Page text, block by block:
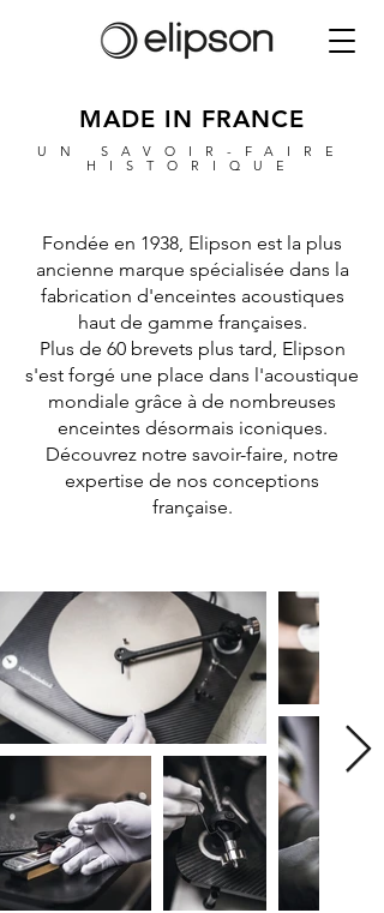
MADE IN FRANCE
UN SAVOIR-FAIRE
HISTORIQUE
Fondée en 1938, Elipson est la plus
ancienne marque spécialisée dans la
fabrication d'enceintes acoustiques
haut de gamme françaises.
Plus de 60 brevets plus tard, Elipson
s'est forgé une place dans l'acoustique
mondiale grâce à de nombreuses
enceintes désormais iconiques.
Découvrez notre savoir-faire, notre
expertise de nos conceptions
française.